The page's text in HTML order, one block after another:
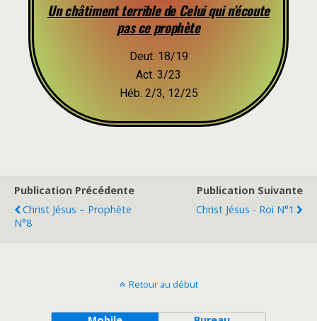
Un châtiment terrible de Celui qui n’écoute
pas ce prophète
Deut. 18/19
Act. 3/23
Héb. 2/3, 12/25
Publication Précédente
Christ Jésus – Prophète
N°8
Publication Suivante
Christ Jésus - Roi N°1
Retour au début